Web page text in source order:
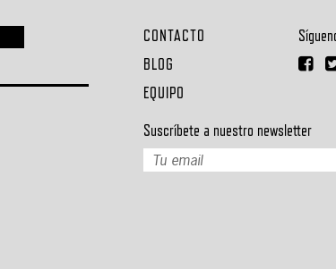
CONTACTO
BLOG
EQUIPO
Suscríbete a nuestro newsletter